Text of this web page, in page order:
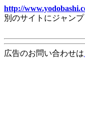
http://
別のサイトにジャン
広告のお問い合わせは